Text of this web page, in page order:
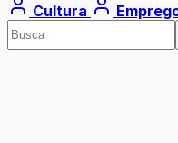
Cultura